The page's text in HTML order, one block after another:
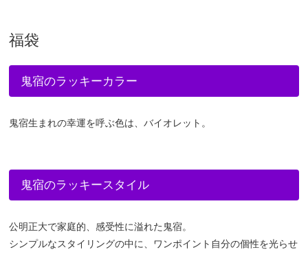
福袋
鬼宿のラッキーカラー
鬼宿生まれの幸運を呼ぶ色は、バイオレット。
鬼宿のラッキースタイル
公明正大で家庭的、感受性に溢れた鬼宿。
シンプルなスタイリングの中に、ワンポイント自分の個性を光らせ